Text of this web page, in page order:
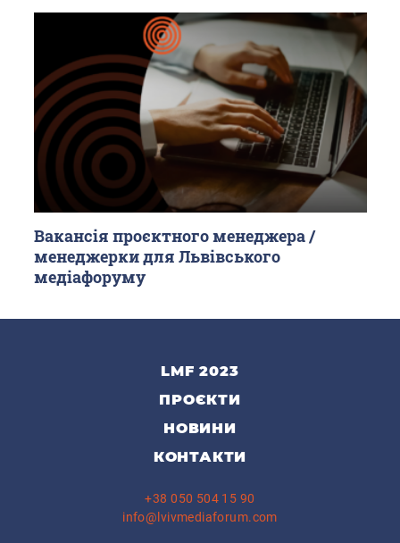
Вакансія проєктного менеджера /
менеджерки для Львівського
медіафоруму
LMF 2023
ПРОЄКТИ
НОВИНИ
КОНТАКТИ
+38 050 504 15 90
info@lvivmediaforum.com